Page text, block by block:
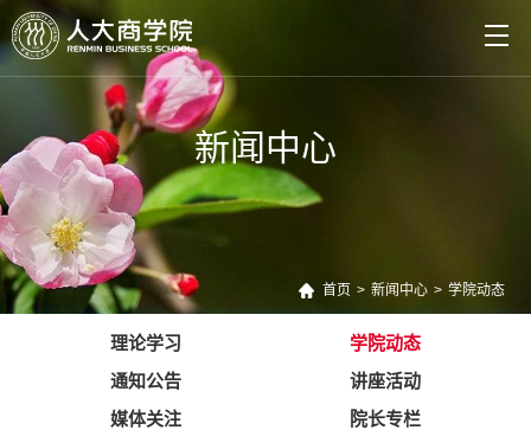
新闻中心
首页 > 新闻中心 > 学院动态
理论学习
学院动态
通知公告
讲座活动
媒体关注
院长专栏